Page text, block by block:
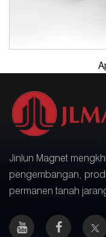
Jinlun Magnet
pengembangan,
permanen tanah